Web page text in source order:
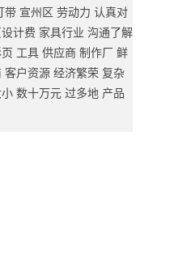
带 宣州区 劳动力 认真对
计费 家具行业 沟通了解
工具 供应商 制作厂 鲜
客户资源 经济繁荣 复杂
数十万元 过多地 产品